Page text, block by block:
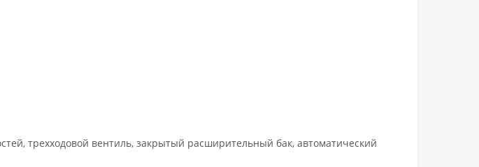
трехходовой вентиль, закрытый расширительный бак, автоматический